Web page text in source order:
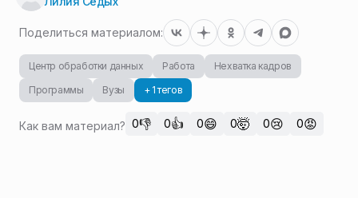
Поделиться материалом:
Центр обработки данных Работа
Нехватка кадров
Программы
Вузы + 1 тегов
Как вам материал? 0👎 0👍 0😄 0🤯 0😢 0😡